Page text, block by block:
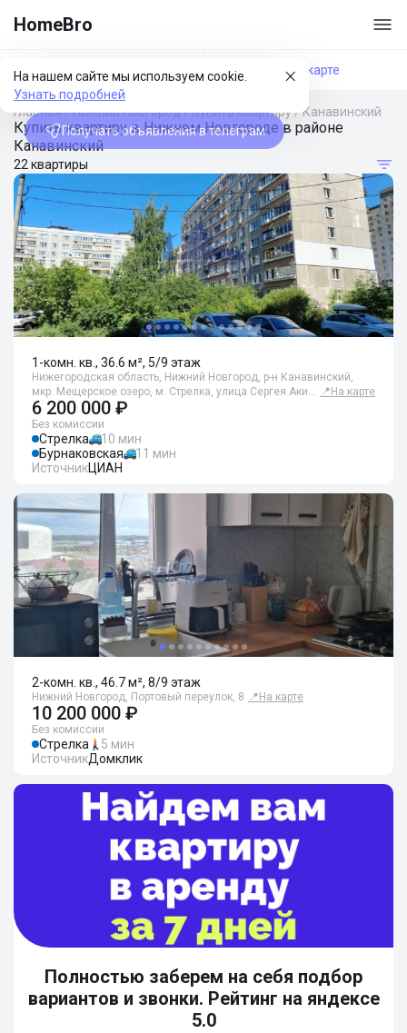
HomeBro
На нашем сайте мы используем cookie.
Узнать подробней
Получать объявления в телеграм
Фильтры На карте
Главная/Нижний Новгород/Купить квартиру/ Канавинский
Купить квартиру в Нижнем Новгороде в районе
Канавинский
22 квартиры
1-комн. кв., 36.6 м², 5/9 этаж
Нижегородская область, Нижний Новгород, р-н Канавинский,
мкр. Мещерское озеро, м. Стрелка, улица Сергея Аки… 📍 На карте
6 200 000 ₽
Без комиссии
Стрелка
10 мин
Бурнаковская
11 мин
ИсточникЦИАН
2-комн. кв., 46.7 м², 8/9 этаж
Нижний Новгород, Портовый переулок, 8 📍 На карте
10 200 000 ₽
Без комиссии
Стрелка
5 мин
ИсточникДомклик
Полностью заберем на себя подбор
вариантов и звонки. Рейтинг на яндексе
5.0